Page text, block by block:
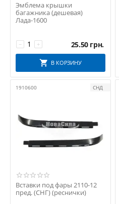
Эмблема крышки
багажника (дешевая)
Лада-1600
+
− 25.50 грн.
В КОРЗИНУ
1910600 СНД
Вставки под фары 2110-12
пред. (СНГ) (реснички)